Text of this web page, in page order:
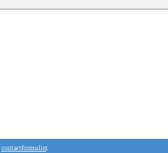
contactformulier.